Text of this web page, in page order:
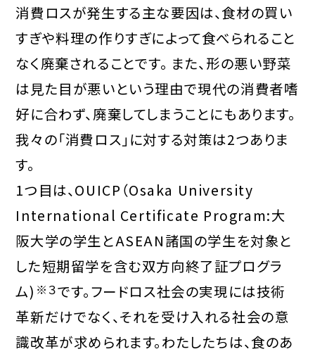
消費ロスが発生する主な要因は、食材の買い
すぎや料理の作りすぎによって食べられること
なく廃棄されることです。 また、形の悪い野菜
は見た目が悪いという理由で現代の消費者嗜
好に合わず、廃棄してしまうことにもあります。
我々の「消費ロス」に対する対策は2つありま
す。
1つ目は、OUICP（Osaka University
International Certificate Program:大
阪大学の学生とASEAN諸国の学生を対象と
した短期留学を含む双方向終了証プログラ
ム) ※３です。フードロス社会の実現には技術
革新だけでなく、それを受け入れる社会の意
識改革が求められます。わたしたちは、食のあ